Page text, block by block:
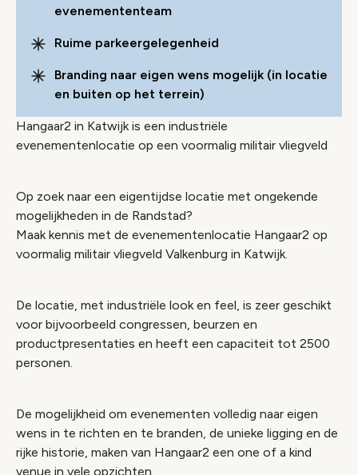
evenemententeam
Ruime parkeergelegenheid
Branding naar eigen wens mogelijk (in locatie
en buiten op het terrein)
Hangaar2 in Katwijk is een industriële
evenementenlocatie op een voormalig militair vliegveld
Op zoek naar een eigentijdse locatie met ongekende
mogelijkheden in de Randstad?
Maak kennis met de evenementenlocatie Hangaar2 op
voormalig militair vliegveld Valkenburg in Katwijk.
De locatie, met industriële look en feel, is zeer geschikt
voor bijvoorbeeld congressen, beurzen en
productpresentaties en heeft een capaciteit tot 2500
personen.
De mogelijkheid om evenementen volledig naar eigen
wens in te richten en te branden, de unieke ligging en de
rijke historie, maken van Hangaar2 een one of a kind
venue in vele opzichten.